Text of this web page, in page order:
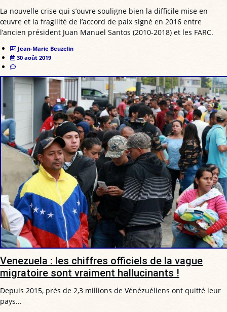
La nouvelle crise qui s’ouvre souligne bien la difficile mise en
œuvre et la fragilité de l’accord de paix signé en 2016 entre
l’ancien président Juan Manuel Santos (2010-2018) et les FARC.
Jean-Marie Beuzelin
30 août 2019
Venezuela : les chiffres officiels de la vague
migratoire sont vraiment hallucinants !
Depuis 2015, près de 2,3 millions de Vénézuéliens ont quitté leur
pays...